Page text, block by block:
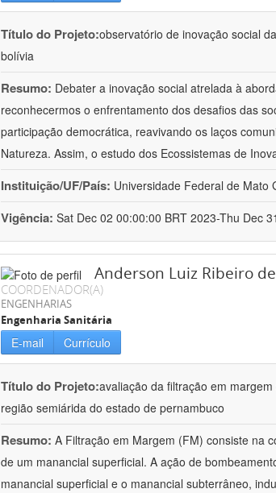
Título do Projeto:observatório de inovação social
bolívia
Resumo: Debater a inovação social atrelada à
reconhecermos o enfrentamento dos desafios das
participação democrática, reavivando os laços
Natureza. Assim, o estudo dos Ecossistemas de
Instituição/UF/País: Universidade Federal de Mato
Vigência: Sat Dec 02 00:00:00 BRT 2023-Thu Dec
Anderson Luiz Ribeiro
COORDENADOR(A)
ENGENHARIAS
Engenharia Sanitária
E-mail Currículo
Título do Projeto:avaliação da filtração em
região semiárida do estado de pernambuco
Resumo: A Filtração em Margem (FM) consiste na
de um manancial superficial. A ação de
manancial superficial e o manancial subterrâneo,